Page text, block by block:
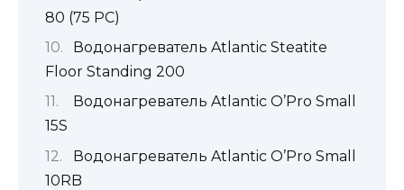
80 (75 PC)
Водонагреватель Atlantic Steatite
Floor Standing 200
Водонагреватель Atlantic O’Pro Small
15S
Водонагреватель Atlantic O’Pro Small
10RB